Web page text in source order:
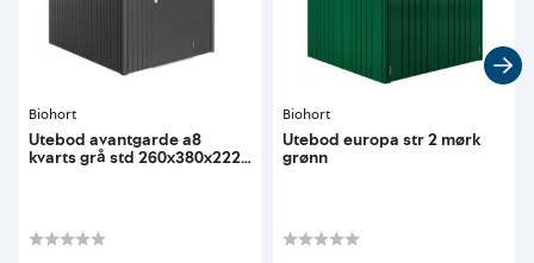
Biohort
Utebod avantgarde a8
kvarts grå std 260x380x222
Biohort
Utebod europa str 2 mørk
grønn